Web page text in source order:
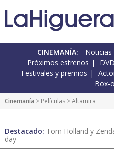
CINEMANÍA: Noticias
Próximos estrenos
DVD
Festivales y premios
Box-
Cinemanía > Películas > Altamira
Destacado: Tom Holland y
day'